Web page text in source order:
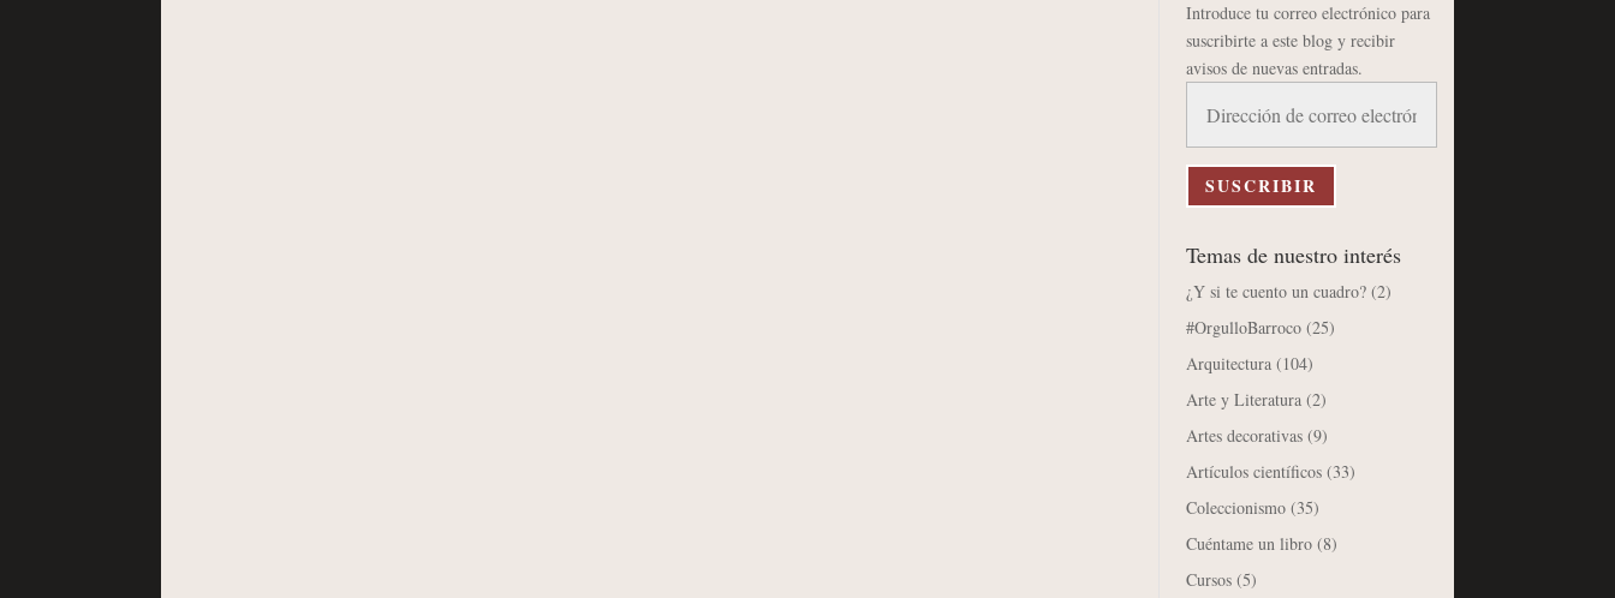
Introduce tu correo electrónico para
suscribirte a este blog y recibir
avisos de nuevas entradas.
correo
electrónico
SUSCRIBIR
Temas de nuestro interés
¿Y si te cuento un cuadro? (2)
#OrgulloBarroco (25)
Arquitectura (104)
Arte y Literatura (2)
Artes decorativas (9)
Artículos científicos (33)
Coleccionismo (35)
Cuéntame un libro (8)
Cursos (5)